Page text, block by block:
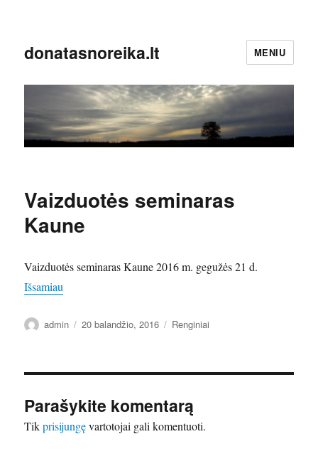
donatasnoreika.lt MENIU
Vaizduotės seminaras
Kaune
Vaizduotės seminaras Kaune 2016 m. gegužės 21 d.
Išsamiau
Autorius
admin Paskelbta
20 balandžio, 2016 Kategorijos
Renginiai
Parašykite komentarą
Tikprisijungęvartotojai gali komentuoti.